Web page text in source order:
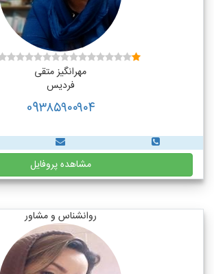
مهرانگیز متقی
فردیس
09۳۸۵۹۰۰۹۰۴
مشاهده پروفایل
روانشناس و مشاور